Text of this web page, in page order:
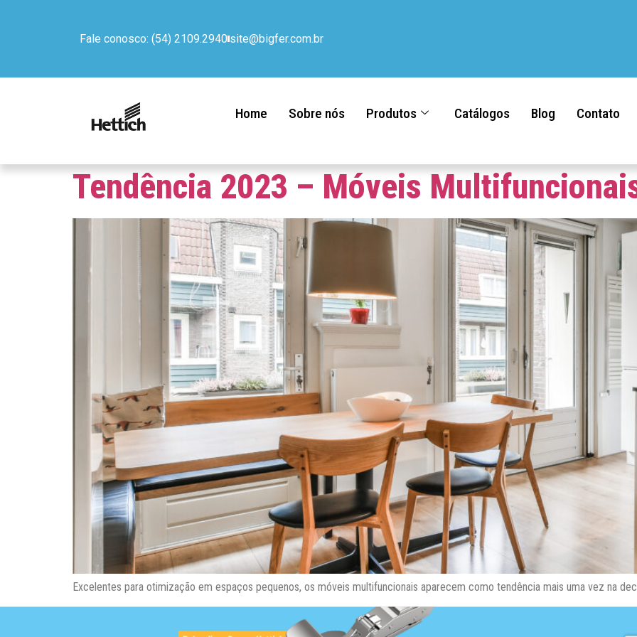
Fale conosco: (54) 2109.2940site@bigfer.com.br
Home Sobre nós Produtos Catálogos Blog Contato
Tendência 2023 – Móveis
Excelentes para otimização em espaços pequenos, os móveis multifuncionais aparecem como tendência mais uma vez na